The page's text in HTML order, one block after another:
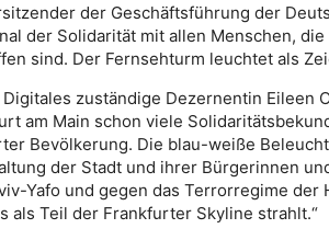
der Geschäftsführung der
der Solidarität mit allen Menschen,
sind. Der Fernsehturm leuchtet als
zuständige Dezernentin Eileen
am Main schon viele
Bevölkerung. Die blau-weiße
der Stadt und ihrer Bürgerinnen
Yafo und gegen das Terrorregime der
als Teil der Frankfurter Skyline strahlt.“